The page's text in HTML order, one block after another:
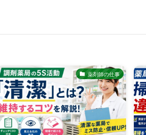
薬剤師の仕事